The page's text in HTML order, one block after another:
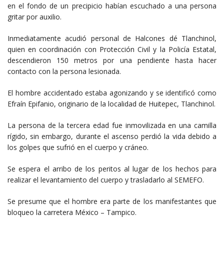
en el fondo de un precipicio habían escuchado a una persona
gritar por auxilio.
Inmediatamente acudió personal de Halcones dé Tlanchinol,
quien en coordinación con Protección Civil y la Policía Estatal,
descendieron 150 metros por una pendiente hasta hacer
contacto con la persona lesionada.
El hombre accidentado estaba agonizando y se identificó como
Efraín Epifanio, originario de la localidad de Huitepec, Tlanchinol.
La persona de la tercera edad fue inmovilizada en una camilla
rígido, sin embargo, durante el ascenso perdió la vida debido a
los golpes que sufrió en el cuerpo y cráneo.
Se espera el arribo de los peritos al lugar de los hechos para
realizar el levantamiento del cuerpo y trasladarlo al SEMEFO.
Se presume que el hombre era parte de los manifestantes que
bloqueo la carretera México – Tampico.